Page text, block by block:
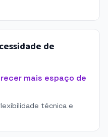
de
mais espaço de
técnica e